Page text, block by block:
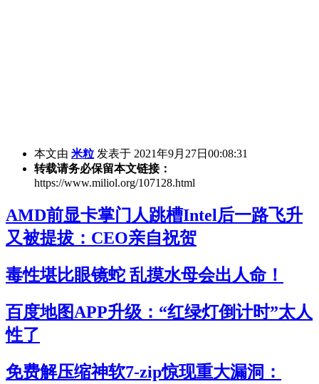
本文由 米粒 发表于 2021年9月27日00:08:31
转载请务必保留本文链接：
https://www.miliol.org/107128.html
AMD前显卡掌门人跳槽Intel后一路飞升
又被提拔：CEO亲自祝贺
毒性堪比眼镜蛇 乱摸水母会出人命！
百度地图APP升级：“红绿灯倒计时”太人
性了
免费解压缩神软7-zip惊现重大漏洞：